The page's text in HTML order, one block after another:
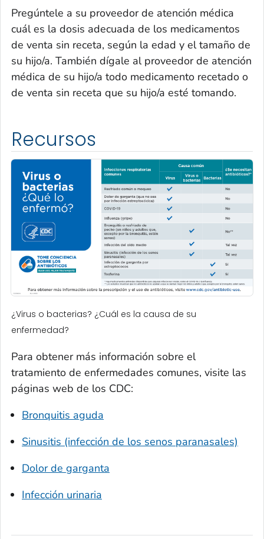
Pregúntele a su proveedor de atención médica
cuál es la dosis adecuada de los medicamentos
de venta sin receta, según la edad y el tamaño de
su hijo/a. También dígale al proveedor de atención
médica de su hijo/a todo medicamento recetado o
de venta sin receta que su hijo/a esté tomando.
Recursos
¿Virus o bacterias? ¿Cuál es la causa de su
enfermedad?
Para obtener más información sobre el
tratamiento de enfermedades comunes, visite las
páginas web de los CDC:
Bronquitis aguda
Sinusitis (infección de los senos paranasales)
Dolor de garganta
Infección urinaria